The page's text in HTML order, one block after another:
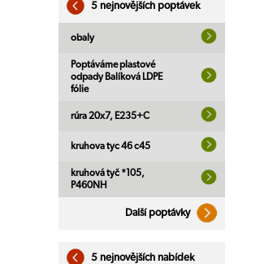
5 nejnovějších poptávek
obaly
Poptáváme plastové
odpady Balíková LDPE
fólie
rúra 20x7, E235+C
kruhova tyc 46 c45
kruhová tyč *105,
P460NH
Další poptávky
5 nejnovějších nabídek